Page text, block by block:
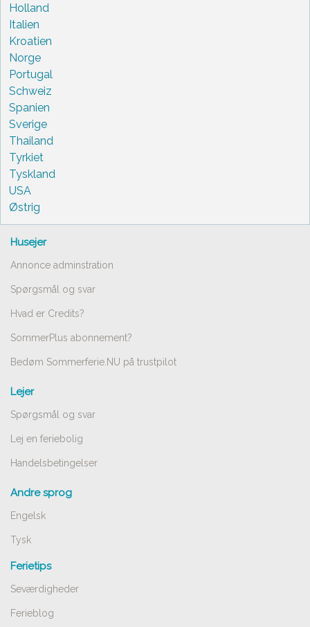
Holland
Italien
Kroatien
Norge
Portugal
Schweiz
Spanien
Sverige
Thailand
Tyrkiet
Tyskland
USA
Østrig
Husejer
Annonce adminstration
Spørgsmål og svar
Hvad er Credits?
SommerPlus abonnement?
Bedøm Sommerferie.NU på trustpilot
Lejer
Spørgsmål og svar
Lej en feriebolig
Handelsbetingelser
Andre sprog
Engelsk
Tysk
Ferietips
Seværdigheder
Ferieblog